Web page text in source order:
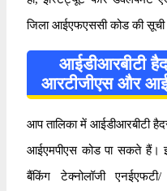
जिला आईएफएससी कोड की सूची
आईडीआरबीटी
आरटीजीएस और
आप तालिका में आईडीआरबीटी
आईएमपीएस कोड पा सकते हैं।
बैंकिंग टेक्नोलॉजी